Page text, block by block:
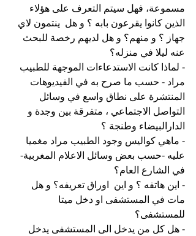
مسموعة، فهل سيتم التعرف على هؤلاء
الذين كانوا يقرعون بابه ؟ و هل  ينتمون لاي
جهاز ؟ و منهم؟ و هل لديهم رخصة للبحث
عنه ليلا في منزله؟
- لماذا كانت الاستدعاءات الموجهة للطبيب
مراد - حسب ما صرح به في الفيديوهات
المنتشرة على نطاق واسع في وسائل
التواصل الاجتماعي ، متفرقة بين وجدة و
الدارالبيضاء وطنجة ؟
- ماهي كواليس وجود الطبيب مراد مغميا
عليه -حسب بعض وسائل الاعلام المغربية-
في الشارع العام؟
- اين هاتفه ؟ و اين  اوراق تعريفه؟ و هل
مات في المستشفى او دخل ميتا
للمستشفى؟
- هل كل من يدخل الى المستشفى يدخل